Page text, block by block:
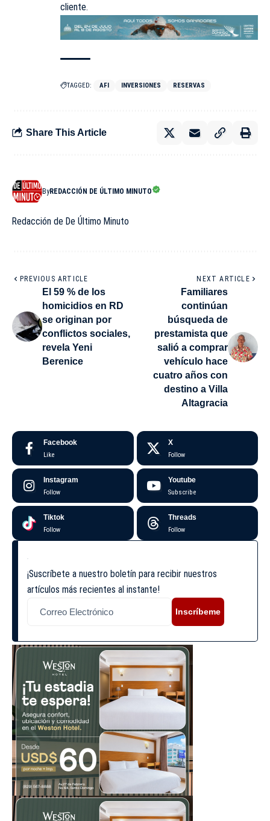
cliente.
TAGGED: AFI INVERSIONES RESERVAS
Share This Article
ByREDACCIÓN DE ÚLTIMO MINUTO
Redacción de De Último Minuto
PREVIOUS ARTICLE
El 59 % de los
homicidios en RD
se originan por
conflictos sociales,
revela Yeni
Berenice
NEXT ARTICLE
Familiares
continúan
búsqueda de
prestamista que
salió a comprar
vehículo hace
cuatro años con
destino a Villa
Altagracia
Facebook
Like
X
Follow
Instagram
Follow
Youtube
Subscribe
Tiktok
Follow
Threads
Follow
¡Suscríbete a nuestro boletín para recibir nuestros
artículos más recientes al instante!
Inscríbeme